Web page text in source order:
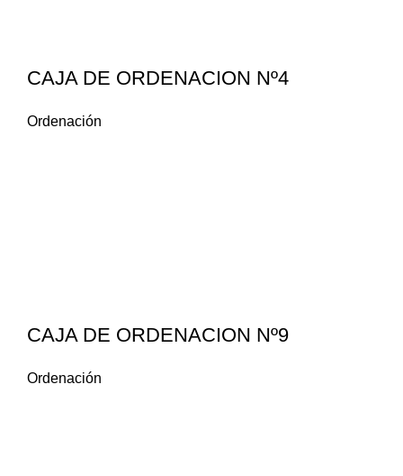
CAJA DE ORDENACION Nº4
Ordenación
CAJA DE ORDENACION Nº9
Ordenación